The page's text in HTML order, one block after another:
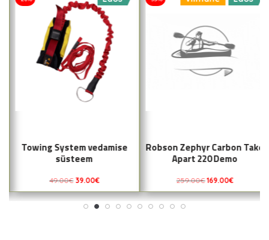
Towing System vedamise
süsteem
49.00€ 39.00€
Robson Zephyr Carbon Take
Apart 220 Demo
259.00€ 169.00€